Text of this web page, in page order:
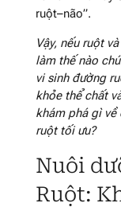
ruột–não”.
Vậy, nếu ruột
làm thế nào
vi sinh đường
khỏe thể chất
khám phá gì
ruột tối ưu?
Nuôi
Ruột: